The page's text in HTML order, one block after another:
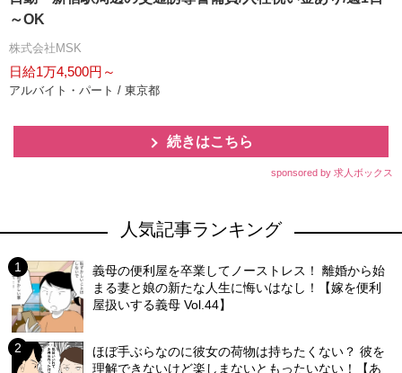
～OK
株式会社MSK
日給1万4,500円～
アルバイト・パート / 東京都
続きはこちら
sponsored by 求人ボックス
人気記事ランキング
義母の便利屋を卒業してノーストレス！ 離婚から始
まる妻と娘の新たな人生に悔いはなし！【嫁を便利
屋扱いする義母 Vol.44】
ほぼ手ぶらなのに彼女の荷物は持ちたくない？ 彼を
理解できないけど楽しまないともったいない！【あ